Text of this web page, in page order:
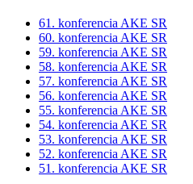
61. konferencia AKE SR
60. konferencia AKE SR
59. konferencia AKE SR
58. konferencia AKE SR
57. konferencia AKE SR
56. konferencia AKE SR
55. konferencia AKE SR
54. konferencia AKE SR
53. konferencia AKE SR
52. konferencia AKE SR
51. konferencia AKE SR